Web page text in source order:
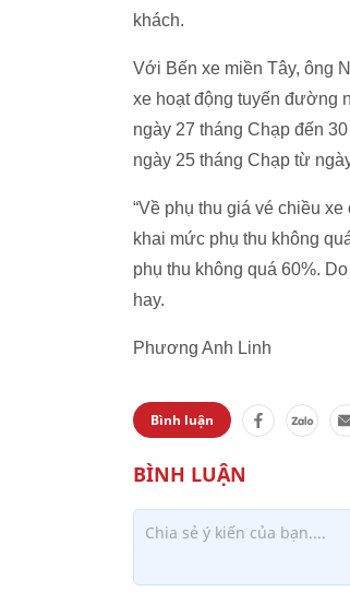
khách.
Với Bến xe miền Tây, ông
xe hoạt động tuyến đường
ngày 27 tháng Chạp đến
ngày 25 tháng Chạp từ
“Về phụ thu giá vé chiều
khai mức phụ thu không
phụ thu không quá 60%.
hay.
Phương Anh Linh
Bình luận